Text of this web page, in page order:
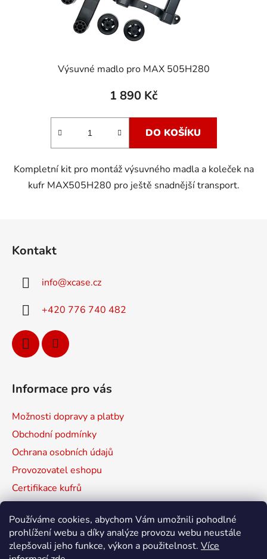
Používáme cookies, abychom Vám umožnili pohodlné
prohlížení webu a díky analýze provozu webu neustále
zlepšovali jeho funkce, výkon a použitelnost. Více
Výsuvné madlo pro MAX 505H280
1 890 Kč
DO KOŠÍKU
Kompletní kit pro montáž výsuvného madla a koleček na
kufr MAX505H280 pro ještě snadnější transport.
Kontakt
info@xcase.cz
+420 776 740 482
Informace pro vás
Možnosti dopravy a platby
Obchodní podmínky
Ochrana osobních údajů
Provozovatel eshopu
Certifikace kufrů
Mapa serveru